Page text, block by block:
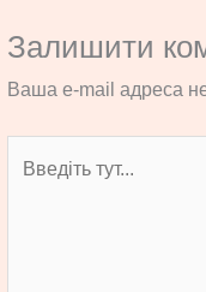
Залишити
Ваша e-mail адреса